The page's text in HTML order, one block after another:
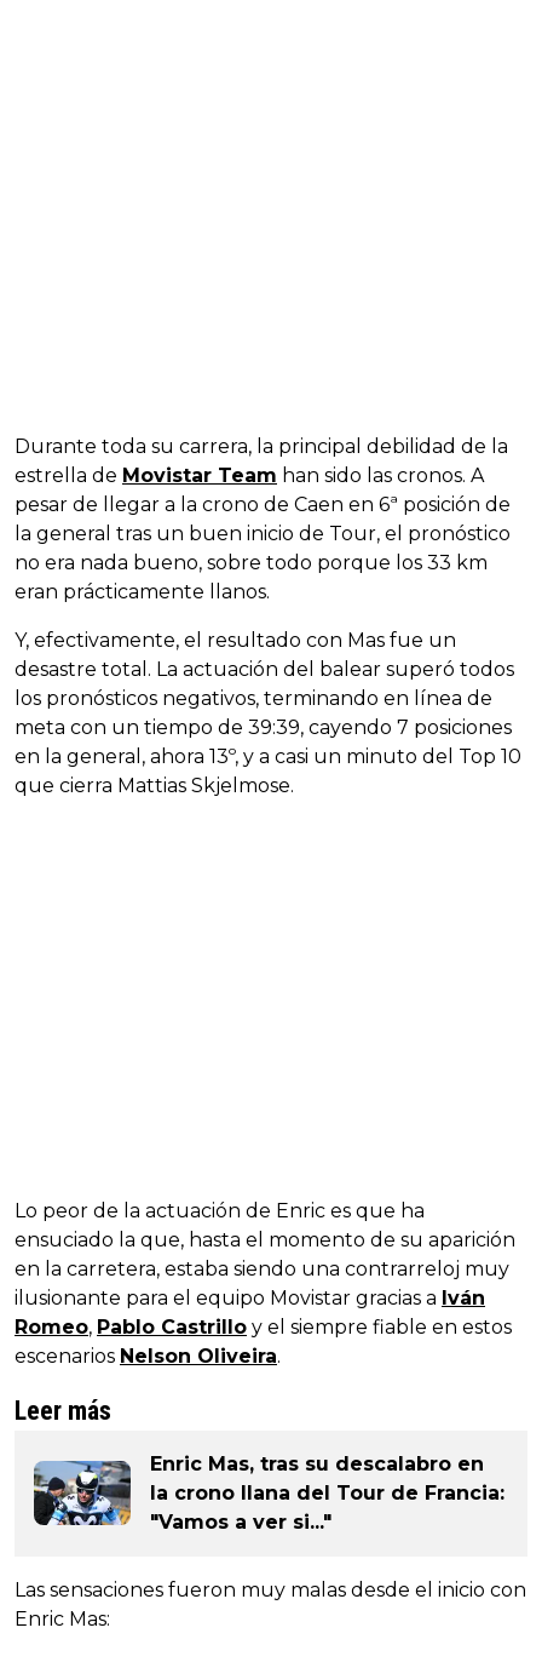
Durante toda su carrera, la principal debilidad de la
estrella de Movistar Team han sido las cronos. A
pesar de llegar a la crono de Caen en 6ª posición de
la general tras un buen inicio de Tour, el pronóstico
no era nada bueno, sobre todo porque los 33 km
eran prácticamente llanos.
Y, efectivamente, el resultado con Mas fue un
desastre total. La actuación del balear superó todos
los pronósticos negativos, terminando en línea de
meta con un tiempo de 39:39, cayendo 7 posiciones
en la general, ahora 13º, y a casi un minuto del Top 10
que cierra Mattias Skjelmose.
Lo peor de la actuación de Enric es que ha
ensuciado la que, hasta el momento de su aparición
en la carretera, estaba siendo una contrarreloj muy
ilusionante para el equipo Movistar gracias a Iván
Romeo, Pablo Castrillo y el siempre fiable en estos
escenarios Nelson Oliveira.
Leer más
Enric Mas, tras su descalabro en
la crono llana del Tour de Francia:
"Vamos a ver si..."
Las sensaciones fueron muy malas desde el inicio con
Enric Mas: